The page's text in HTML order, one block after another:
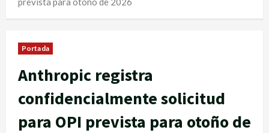
Portada
Anthropic registra
confidencialmente solicitud
para OPI prevista para otoño de